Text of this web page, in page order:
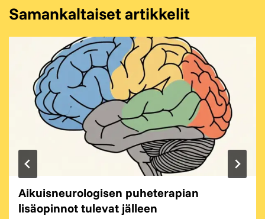
Samankaltaiset artikkelit
Aikuisneurologisen puheterapian
lisäopinnot tulevat jälleen